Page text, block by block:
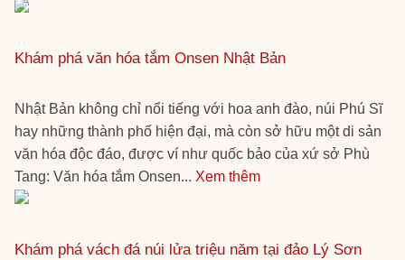
Khám phá văn hóa tắm Onsen Nhật Bản
Nhật Bản không chỉ nổi tiếng với hoa anh đào, núi Phú Sĩ
hay những thành phố hiện đại, mà còn sở hữu một di sản
văn hóa độc đáo, được ví như quốc bảo của xứ sở Phù
Tang: Văn hóa tắm Onsen... Xem thêm
Khám phá vách đá núi lửa triệu năm tại đảo Lý Sơn